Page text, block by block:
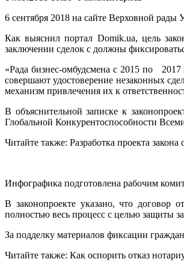
6 сентября 2018 на сайте Верховной
Как выяснил портал Domik.ua, цель
заключении сделок с должны
«Рада бизнес-омбудсмена с 2015 по 2017
совершают удостоверение незаконных
механизм привлечения их к
В объяснительной записке к
Глобальной Конкурентоспособности
Читайте также: Разработка проекта
Инфографика подготовлена рабочим
В законопроекте указано, что договор
полностью весь процесс с целью защиты
За подделку материалов фиксации
Читайте также: Как оспорить отказ